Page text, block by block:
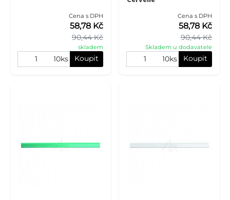
Cena s DPH
90,44 Kč
58,78 Kč
skladem
10ks Koupit
Cena s DPH
90,44 Kč
58,78 Kč
Skladem u dodavatele
10ks Koupit